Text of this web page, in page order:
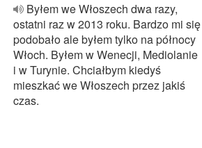
Byłem we Włoszech dwa razy,
ostatni raz w 2013 roku. Bardzo mi się
podobało ale byłem tylko na północy
Włoch. Byłem w Wenecji, Mediolanie
i w Turynie. Chciałbym kiedyś
mieszkać we Włoszech przez jakiś
czas.